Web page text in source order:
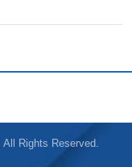
All Rights Reserved.